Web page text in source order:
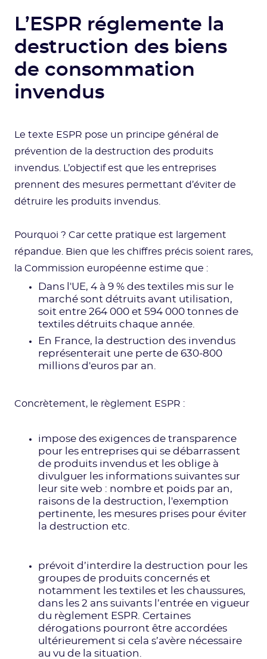
L’ESPR réglemente la
destruction des biens
de consommation
invendus
Le texte ESPR pose un principe général de
prévention de la destruction des produits
invendus. L’objectif est que les entreprises
prennent des mesures permettant d’éviter de
détruire les produits invendus.
Pourquoi ? Car cette pratique est largement
répandue. Bien que les chiffres précis soient rares,
la Commission européenne estime que :
Dans l'UE, 4 à 9 % des textiles mis sur le
marché sont détruits avant utilisation,
soit entre 264 000 et 594 000 tonnes de
textiles détruits chaque année.
En France, la destruction des invendus
représenterait une perte de 630-800
millions d'euros par an.
Concrètement, le règlement ESPR :
impose des exigences de transparence
pour les entreprises qui se débarrassent
de produits invendus et les oblige à
divulguer les informations suivantes sur
leur site web : nombre et poids par an,
raisons de la destruction, l'exemption
pertinente, les mesures prises pour éviter
la destruction etc.
prévoit d’interdire la destruction pour les
groupes de produits concernés et
notamment les textiles et les chaussures,
dans les 2 ans suivants l’entrée en vigueur
du règlement ESPR. Certaines
dérogations pourront être accordées
ultérieurement si cela s’avère nécessaire
au vu de la situation.